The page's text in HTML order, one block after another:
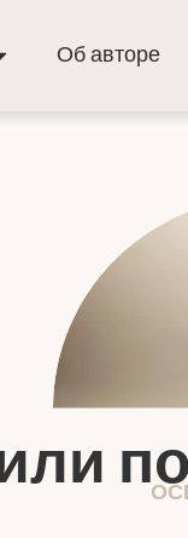
Об авторе